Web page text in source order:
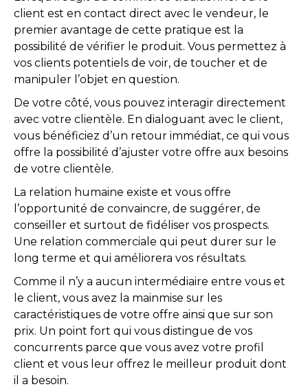
client est en contact direct avec le vendeur, le
premier avantage de cette pratique est la
possibilité de vérifier le produit. Vous permettez à
vos clients potentiels de voir, de toucher et de
manipuler l’objet en question.
De votre côté, vous pouvez interagir directement
avec votre clientèle. En dialoguant avec le client,
vous bénéficiez d’un retour immédiat, ce qui vous
offre la possibilité d’ajuster votre offre aux besoins
de votre clientèle.
La relation humaine existe et vous offre
l’opportunité de convaincre, de suggérer, de
conseiller et surtout de fidéliser vos prospects.
Une relation commerciale qui peut durer sur le
long terme et qui améliorera vos résultats.
Comme il n’y a aucun intermédiaire entre vous et
le client, vous avez la mainmise sur les
caractéristiques de votre offre ainsi que sur son
prix. Un point fort qui vous distingue de vos
concurrents parce que vous avez votre profil
client et vous leur offrez le meilleur produit dont
il a besoin.